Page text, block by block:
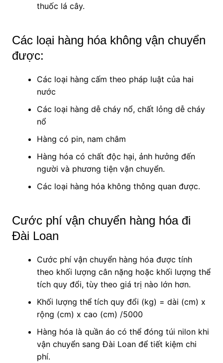
thuốc lá cây.
Các loại hàng hóa không vận chuyển
được:
Các loại hàng cấm theo pháp luật của hai
nước
Các loại hàng dễ cháy nổ, chất lỏng dễ cháy
nổ
Hàng có pin, nam châm
Hàng hóa có chất độc hại, ảnh hưởng đến
người và phương tiện vận chuyển.
Các loại hàng hóa không thông quan được.
Cước phí vận chuyển hàng hóa đi
Đài Loan
Cước phí vận chuyển hàng hóa được tính
theo khối lượng cân nặng hoặc khối lượng thể
tích quy đổi, tùy theo giá trị nào lớn hơn.
Khối lượng thể tích quy đổi (kg) = dài (cm) x
rộng (cm) x cao (cm) /5000
Hàng hóa là quần áo có thể đóng túi nilon khi
vận chuyển sang Đài Loan để tiết kiệm chi
phí.